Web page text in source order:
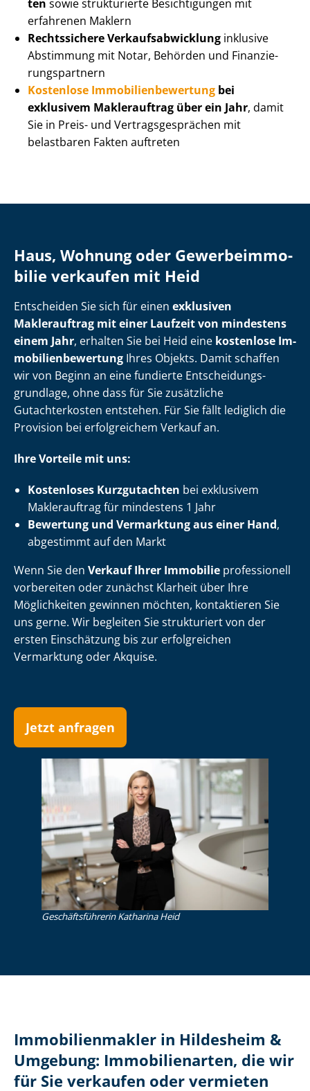
ten sowie strukturierte Besichtigungen mit
erfahrenen Maklern
Rechtssichere Ver­kaufs­ab­wick­lung inklusive
Abstimmung mit Notar, Behörden und Fi­nan­zie­
rungs­part­nern
Kostenlose Im­mo­bi­li­en­be­wer­tung bei
exklusivem Maklerauftrag über ein Jahr, damit
Sie in Preis- und Ver­trags­ge­sprä­chen mit
belastbaren Fakten auftreten
Haus, Wohnung oder Ge­wer­be­im­mo­
bi­lie verkaufen mit Heid
Entscheiden Sie sich für einen exklusiven
Maklerauftrag mit einer Laufzeit von mindestens
einem Jahr, erhalten Sie bei Heid eine kostenlose Im­
mo­bi­li­en­be­wer­tung Ihres Objekts. Damit schaffen
wir von Beginn an eine fundierte Ent­schei­dungs­
grund­la­ge, ohne dass für Sie zusätzliche
Gutachterkosten entstehen. Für Sie fällt lediglich die
Provision bei erfolgreichem Verkauf an.
Ihre Vorteile mit uns:
Kostenloses Kurzgutachten bei exklusivem
Maklerauftrag für mindestens 1 Jahr
Bewertung und Vermarktung aus einer Hand,
abgestimmt auf den Markt
Wenn Sie den Verkauf Ihrer Immobilie professionell
vorbereiten oder zunächst Klarheit über Ihre
Möglichkeiten gewinnen möchten, kontaktieren Sie
uns gerne. Wir begleiten Sie strukturiert von der
ersten Einschätzung bis zur erfolgreichen
Vermarktung oder Akquise.
Jetzt anfragen
Ge­schäfts­füh­re­rin Katharina Heid
Im­mo­bi­li­en­mak­ler in Hildesheim &
Umgebung: Immobilienarten, die wir
für Sie verkaufen oder vermieten